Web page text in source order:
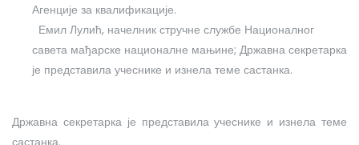
Агенције за квалификације.
Емил Лулић, начелник стручне службе Националног
савета мађарске националне мањине; Државна секретарка
је представила учеснике и изнела теме састанка.
Државна секретарка је представила учеснике и изнела теме
састанка.